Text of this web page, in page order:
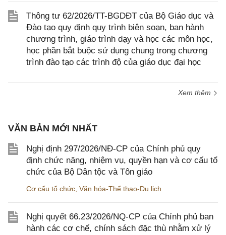
Thông tư 62/2026/TT-BGDĐT của Bộ Giáo dục và
Đào tạo quy định quy trình biên soạn, ban hành
chương trình, giáo trình dạy và học các môn học,
học phần bắt buộc sử dụng chung trong chương
trình đào tạo các trình độ của giáo dục đại học
Xem thêm
VĂN BẢN MỚI NHẤT
Nghị định 297/2026/NĐ-CP của Chính phủ quy
định chức năng, nhiệm vụ, quyền hạn và cơ cấu tổ
chức của Bộ Dân tộc và Tôn giáo
Cơ cấu tổ chức Văn hóa-Thể thao-Du lịch
Nghị quyết 66.23/2026/NQ-CP của Chính phủ ban
hành các cơ chế, chính sách đặc thù nhằm xử lý